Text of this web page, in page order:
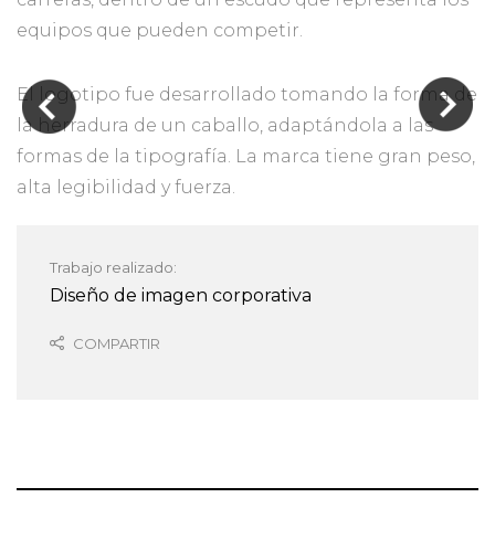
equipos que pueden competir.
El logotipo fue desarrollado tomando la forma de
la herradura de un caballo, adaptándola a las
formas de la tipografía. La marca tiene gran peso,
alta legibilidad y fuerza.
Trabajo realizado:
Diseño de imagen corporativa
COMPARTIR